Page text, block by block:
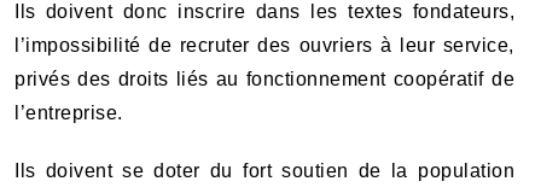
Ils doivent donc inscrire dans les textes fondateurs,
l’impossibilité de recruter des ouvriers à leur service,
privés des droits liés au fonctionnement coopératif de
l’entreprise.
Ils doivent se doter du fort soutien de la population